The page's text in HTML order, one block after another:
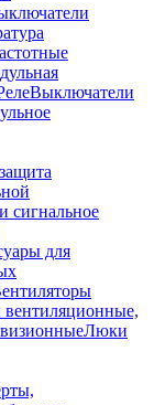
Выключатели
сигнальное
для
вентиляционные,
Люки